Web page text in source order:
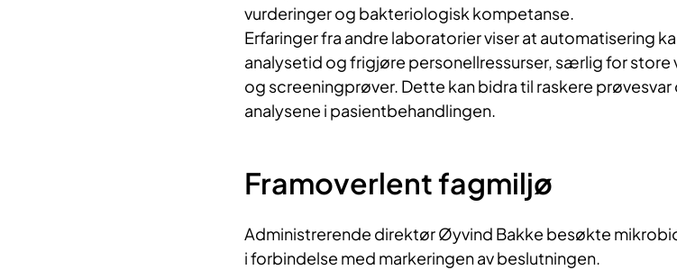
vurderinger og bakteriologisk kompetanse.
Erfaringer fra andre laboratorier viser at automatisering
analysetid og frigjøre personellressurser, særlig for store
og screeningprøver. Dette kan bidra til raskere
analysene i pasientbehandlingen.
Framoverlent fagmiljø
Administrerende direktør Øyvind Bakke besøkte
i forbindelse med markeringen av beslutningen.